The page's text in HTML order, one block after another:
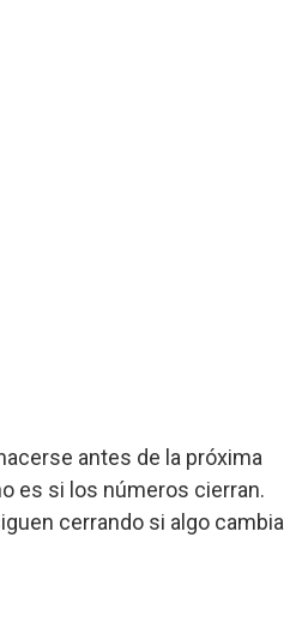
antes de la próxima
es si los números cierran.
cerrando si algo cambia